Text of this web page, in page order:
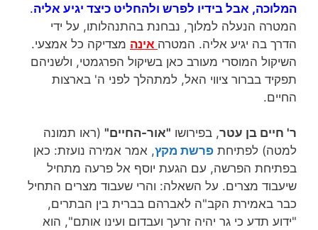
המלוכה, אבל בידיו לפרש ולהחליט כיצד יגיע אליה.
המטרה הנעלה למלוך, נבחנת בהתנהלותו, על ידי
הדרך בה יגיע אליה. המטרה אינה מצדיקה כל אמצעי.
השיקול המוסרי מעורב כאן בשיקול הפרגמטי, ולשניהם
תפקיד בברור ציווי האל, למתהלך לפני ה' בארצות
החיים.
ר' חיים בן עטר, בפירושו "אור-החיים" (ראו תמונה
למטה) לפתיחת פרשת מקץ, אמר אמירה נועזת: כאן
בפתיחת הפרשה, עם הגעת יוסף אל פרעה מתחיל
שיעבוד מצרים. על השאלה: והרי שעבוד מצרים התחיל
כבר באמירת הקב"ה לאברהם בברית בין הבתרים,
"ידוע תדע כי גר יהיה זרעך ועבדום ועינו אותם", הוא